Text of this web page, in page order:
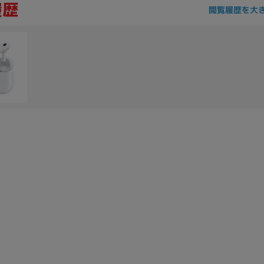
閲覧履歴を大